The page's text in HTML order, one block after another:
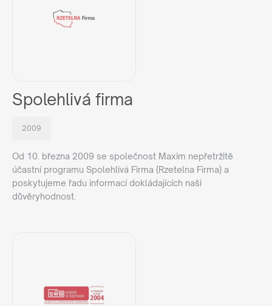
Spolehlivá firma
2009
Od 10. března 2009 se společnost Maxim nepřetržitě
účastní programu Spolehlivá Firma (Rzetelna Firma) a
poskytujeme řadu informací dokládajících naši
důvěryhodnost.